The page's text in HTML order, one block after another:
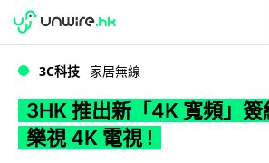
WWDC 2026
3C科技 家居無線
3HK 推出新「4K 寬頻」
樂視 4K 電視 !